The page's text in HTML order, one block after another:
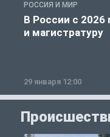
РОССИЯ И МИР
В России с 2026
и магистратуру
29 января 12:00